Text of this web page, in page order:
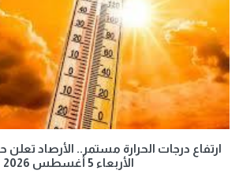
ارتفاع درجات الحرارة مستمر.. الأرصاد
الأربعاء 5 أغسطس 2026